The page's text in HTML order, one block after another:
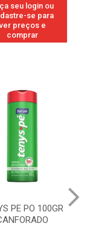
seu login ou
se para
preços e
comprar
PE PO 100GR